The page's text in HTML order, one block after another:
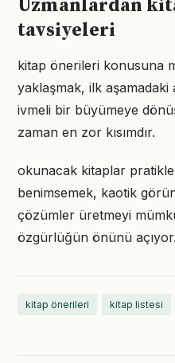
Uzmanlardan
tavsiyeleri
kitap önerileri konusuna
yaklaşmak, ilk aşamadaki
ivmeli bir büyümeye
zaman en zor kısımdır.
okunacak kitaplar
benimsemek, kaotik
çözümler üretmeyi
özgürlüğün önünü açıyor.
kitap önerileri kitap listesi